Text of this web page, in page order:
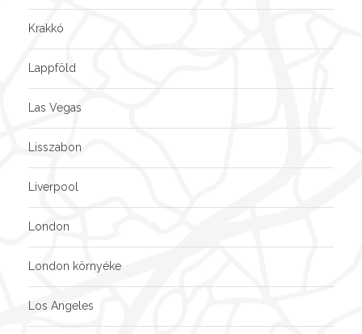
Krakkó
Lappföld
Las Vegas
Lisszabon
Liverpool
London
London környéke
Los Angeles